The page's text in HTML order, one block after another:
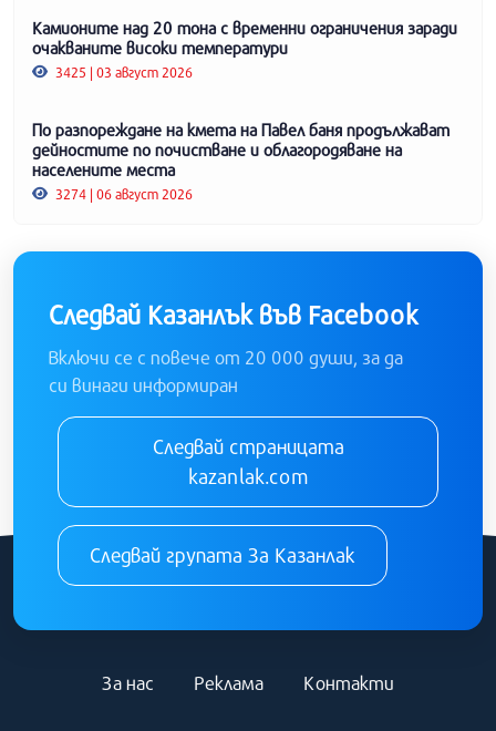
Камионите над 20 тона с временни ограничения заради
очакваните високи температури
3425 | 03 август 2026
По разпореждане на кмета на Павел баня продължават
дейностите по почистване и облагородяване на
населените места
3274 | 06 август 2026
Следвай Казанлък във Facebook
Включи се с повече от 20 000 души, за да
си винаги информиран
Следвай страницата
kazanlak.com
Следвай групата За Казанлак
За нас Реклама Контакти